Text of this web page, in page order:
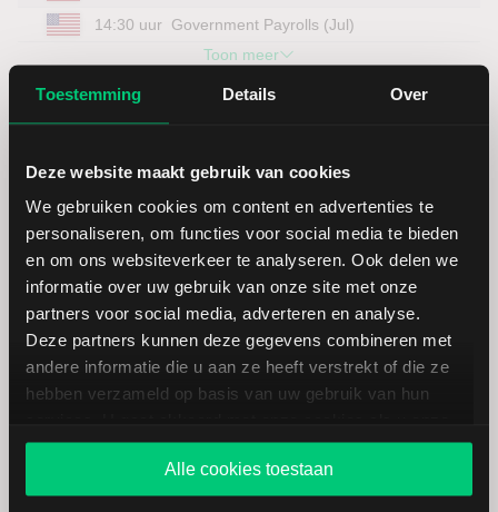
Toestemming Details Over
Deze website maakt gebruik van cookies
We gebruiken cookies om content en advertenties te
personaliseren, om functies voor social media te bieden
en om ons websiteverkeer te analyseren. Ook delen we
informatie over uw gebruik van onze site met onze
partners voor social media, adverteren en analyse.
Deze partners kunnen deze gegevens combineren met
andere informatie die u aan ze heeft verstrekt of die ze
hebben verzameld op basis van uw gebruik van hun
website blijft gebruiken.
Alle cookies toestaan
14:30 uur Government Payrolls (Jul)
Toon meer
Open nu een effectenrekening
beleggen serieus? Dan helpen wij u graag het maximale
Een effectenrekening via LYNX biedt u alles wat u mag
verwachten van een broker. Een stabiel en intuïtief
handelsplatform, scherpe tarieven en een zeer uitgebreid
aanbod van beleggingsproducten en beurzen.
Open een rekening